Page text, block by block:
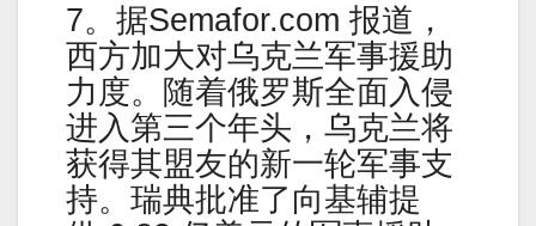
7。据Semafor.com 报道，
西方加大对乌克兰军事援助
力度。随着俄罗斯全面入侵
进入第三个年头，乌克兰将
获得其盟友的新一轮军事支
持。瑞典批准了向基辅提